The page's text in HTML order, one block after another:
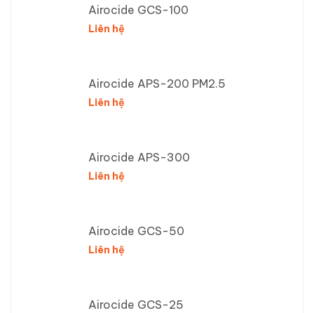
Airocide GCS-100
Liên hệ
Airocide APS-200 PM2.5
Liên hệ
Airocide APS-300
Liên hệ
Airocide GCS-50
Liên hệ
Airocide GCS-25